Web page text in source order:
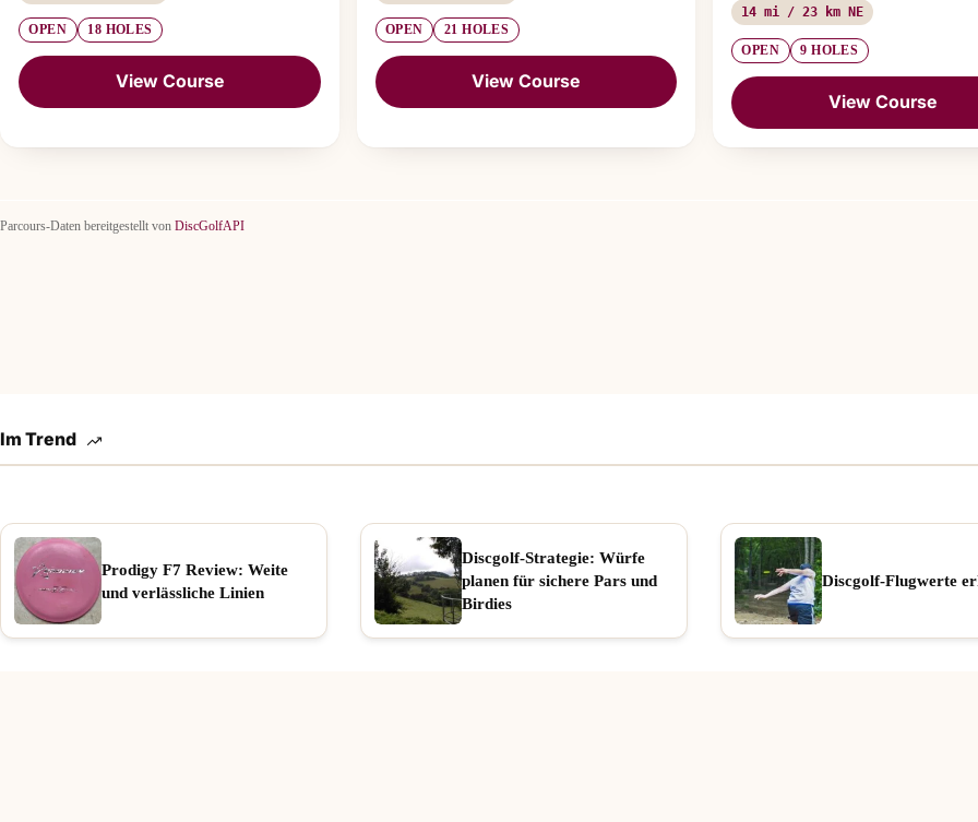
OPEN 18 HOLES
View Course
OPEN 21 HOLES
View Course
14 mi / 23 km NE
OPEN 9 HOLES
View Course
Parcours-Daten bereitgestellt von DiscGolfAPI
Im Trend
Prodigy F7 Review: Weite
und verlässliche Linien
Discgolf-Strategie: Würfe
planen für sichere Pars und
Birdies
Discgolf-Flugwerte